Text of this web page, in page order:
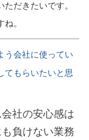
だきたいです。
。
う会社に使ってい
てもらいたいと思
社の安心感は
負けない業務